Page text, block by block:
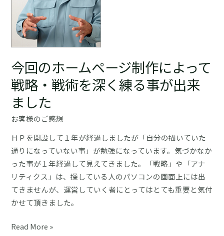
Ｏ
Ｒ
事
例
と
ん
ど
手
入
れ
て
な
い
Web
サ
イ
ト
威
今回のホームページ制作によって
戦略・戦術を深く練る事が出来
ました
お客様のご感想
ＨＰを開設して１年が経過しましたが「自分の描いていた
通りになっていない事」が勉強になっています。気づかなか
った事が１年経過して見えてきました。「戦略」や「アナ
リティクス」は、探している人のパソコンの画面上には出
てきませんが、運営していく者にとってはとても重要と気付
かせて頂きました。
今
Read More »